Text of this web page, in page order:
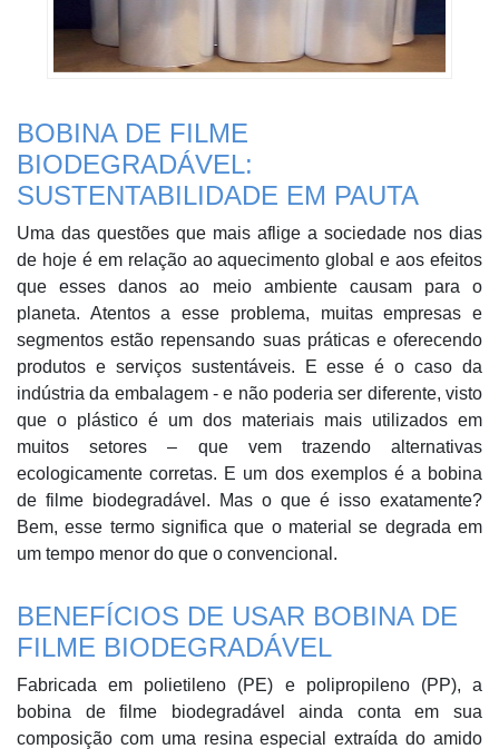
BOBINA DE FILME
BIODEGRADÁVEL:
SUSTENTABILIDADE EM PAUTA
Uma das questões que mais aflige a sociedade nos dias
de hoje é em relação ao aquecimento global e aos efeitos
que esses danos ao meio ambiente causam para o
planeta. Atentos a esse problema, muitas empresas e
segmentos estão repensando suas práticas e oferecendo
produtos e serviços sustentáveis. E esse é o caso da
indústria da embalagem - e não poderia ser diferente, visto
que o plástico é um dos materiais mais utilizados em
muitos setores – que vem trazendo alternativas
ecologicamente corretas. E um dos exemplos é a bobina
de filme biodegradável. Mas o que é isso exatamente?
Bem, esse termo significa que o material se degrada em
um tempo menor do que o convencional.
BENEFÍCIOS DE USAR BOBINA DE
FILME BIODEGRADÁVEL
Fabricada em polietileno (PE) e polipropileno (PP), a
bobina de filme biodegradável ainda conta em sua
composição com uma resina especial extraída do amido